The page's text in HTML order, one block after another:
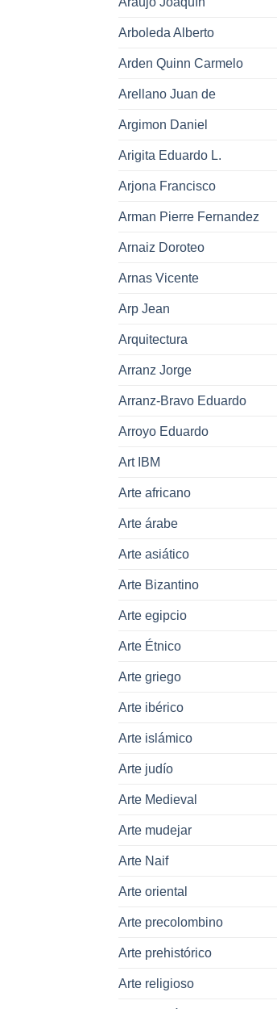
Arboleda Alberto
Arden Quinn Carmelo
Arellano Juan de
Argimon Daniel
Arigita Eduardo L.
Arjona Francisco
Arman Pierre Fernandez
Arnaiz Doroteo
Arnas Vicente
Arp Jean
Arquitectura
Arranz Jorge
Arranz-Bravo Eduardo
Arroyo Eduardo
Art IBM
Arte africano
Arte árabe
Arte asiático
Arte Bizantino
Arte egipcio
Arte Étnico
Arte griego
Arte ibérico
Arte islámico
Arte judío
Arte Medieval
Arte mudejar
Arte Naif
Arte oriental
Arte precolombino
Arte prehistórico
Arte religioso